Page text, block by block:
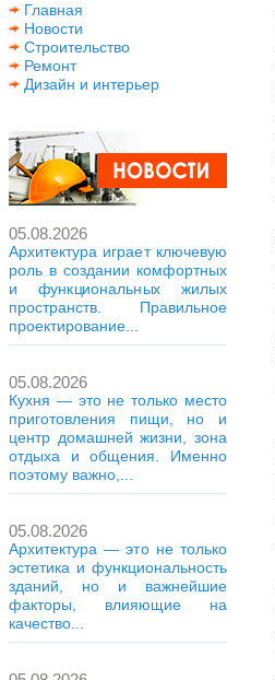
Главная
Новости
Строительство
Ремонт
Дизайн и интерьер
05.08.2026
Архитектура играет ключевую
роль в создании комфортных
и функциональных жилых
пространств. Правильное
проектирование...
05.08.2026
Кухня — это не только место
приготовления пищи, но и
центр домашней жизни, зона
отдыха и общения. Именно
поэтому важно,...
05.08.2026
Архитектура — это не только
эстетика и функциональность
зданий, но и важнейшие
факторы, влияющие на
качество...